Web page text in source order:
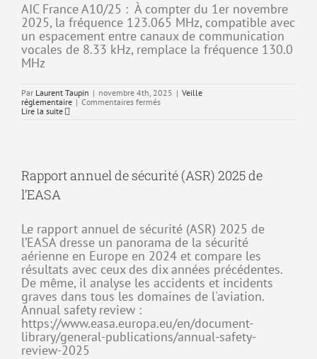
AIC France A10/25 : À compter du 1er novembre
2025, la fréquence 123.065 MHz, compatible avec
un espacement entre canaux de communication
vocales de 8.33 kHz, remplace la fréquence 130.0
MHz
Par Laurent Taupin | novembre 4th, 2025 | Veille
réglementaire | Commentaires ferméssur
130.0
Lire la suite
Rapport annuel de sécurité (ASR) 2025 de
l’EASA
Le rapport annuel de sécurité (ASR) 2025 de
l’EASA dresse un panorama de la sécurité
aérienne en Europe en 2024 et compare les
résultats avec ceux des dix années précédentes.
De même, il analyse les accidents et incidents
graves dans tous les domaines de l'aviation.
Annual safety review :
https://www.easa.europa.eu/en/document-
library/general-publications/annual-safety-
review-2025